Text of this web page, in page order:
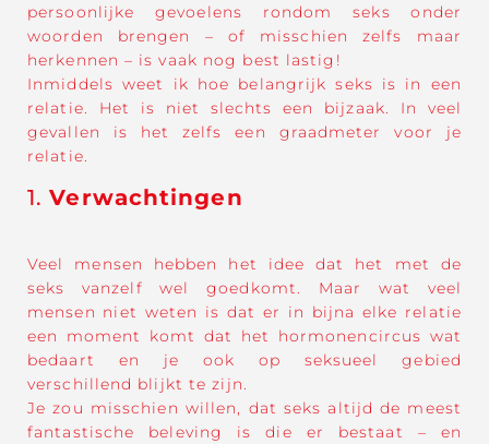
persoonlijke gevoelens rondom seks onder
woorden brengen – of misschien zelfs maar
herkennen – is vaak nog best lastig!
Inmiddels weet ik hoe belangrijk seks is in een
relatie. Het is niet slechts een bijzaak. In veel
gevallen is het zelfs een graadmeter voor je
relatie.
1.Verwachtingen
Veel mensen hebben het idee dat het met de
seks vanzelf wel goedkomt. Maar wat veel
mensen niet weten is dat er in bijna elke relatie
een moment komt dat het hormonencircus wat
bedaart en je ook op seksueel gebied
verschillend blijkt te zijn.
Je zou misschien willen, dat seks altijd de meest
fantastische beleving is die er bestaat – en